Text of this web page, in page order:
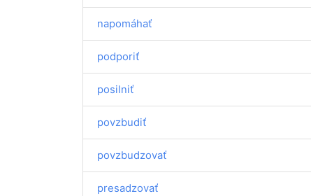
napomáhať
podporiť
posilniť
povzbudiť
povzbudzovať
presadzovať